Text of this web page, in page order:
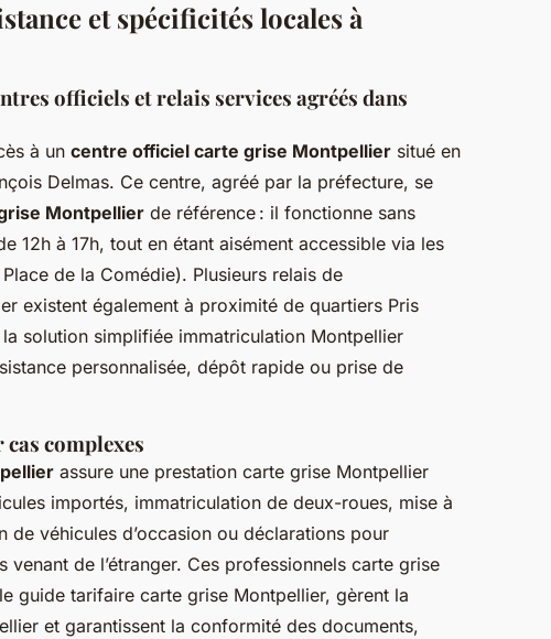
et spécificités locales à
officiels et relais services agréés dans
à un centre officiel carte grise Montpellier situé en
Delmas. Ce centre, agréé par la préfecture, se
Montpellier de référence : il fonctionne sans
12h à 17h, tout en étant aisément accessible via les
de la Comédie). Plusieurs relais de
existent également à proximité de quartiers Pris
la solution simplifiée immatriculation Montpellier
personnalisée, dépôt rapide ou prise de
complexes
assure une prestation carte grise Montpellier
importés, immatriculation de deux-roues, mise à
véhicules d’occasion ou déclarations pour
de l’étranger. Ces professionnels carte grise
guide tarifaire carte grise Montpellier, gèrent la
et garantissent la conformité des documents,